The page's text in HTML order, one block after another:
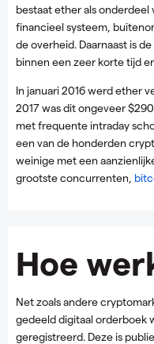
bestaat ether als onderdeel
financieel systeem,
de overheid. Daarnaast is
binnen een zeer korte tijd
In januari 2016 werd ether
2017 was dit ongeveer
met frequente intraday
een van de honderden
weinige met een
grootste concurrenten,
Hoe
Net zoals andere
gedeeld digitaal orderboek
geregistreerd. Deze is